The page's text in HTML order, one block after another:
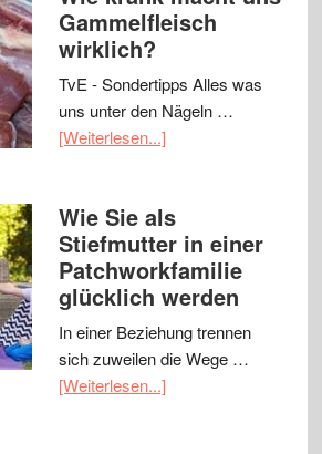
Gammelfleisch
wirklich?
TvE - Sondertipps Alles was
uns unter den Nägeln …
[Weiterlesen...]
Wie Sie als
Stiefmutter in einer
Patchworkfamilie
glücklich werden
In einer Beziehung trennen
sich zuweilen die Wege …
[Weiterlesen...]